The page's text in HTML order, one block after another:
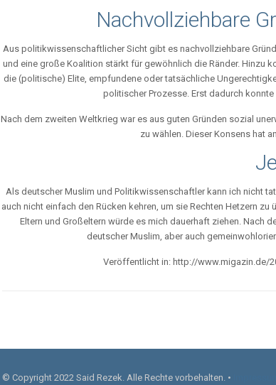
Nachvollziehbare
Aus politikwissenschaftlicher Sicht gibt es nachvollziehbare
und eine große Koalition stärkt für gewöhnlich die Ränder. Hinzu
die (politische) Elite, empfundene oder tatsächliche
politischer Prozesse. Erst dadurch
Nach dem zweiten Weltkrieg war es aus guten Gründen sozial
zu wählen. Dieser Konsens hat
Als deutscher Muslim und Politikwissenschaftler kann ich nicht
auch nicht einfach den Rücken kehren, um sie Rechten Hetzern
Eltern und Großeltern würde es mich dauerhaft ziehen. Nach
deutscher Muslim, aber auch
Veröffentlicht in: http://www.migazin.de/
© Copyright 2022 Said Rezek. Alle Rechte vorbehalten. •